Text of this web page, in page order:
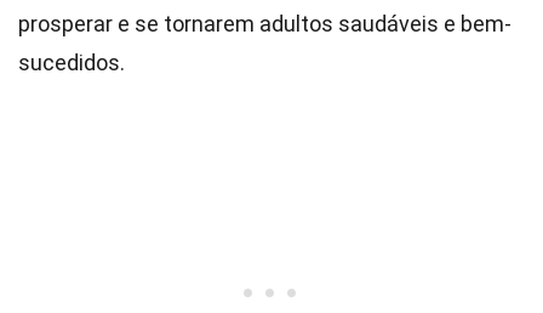
prosperar e se tornarem adultos saudáveis e bem-
sucedidos.